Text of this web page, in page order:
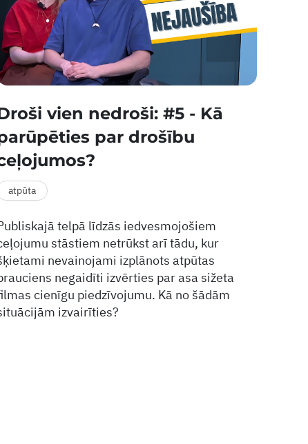
vien nedroši: #5 - Kā
par drošību
atpūta
telpā līdzās iedvesmojošiem
stāstiem netrūkst arī tādu, kur
nevainojami izplānots atpūtas
negaidīti izvērties par asa sižeta
cienīgu piedzīvojumu. Kā no šādām
izvairīties?